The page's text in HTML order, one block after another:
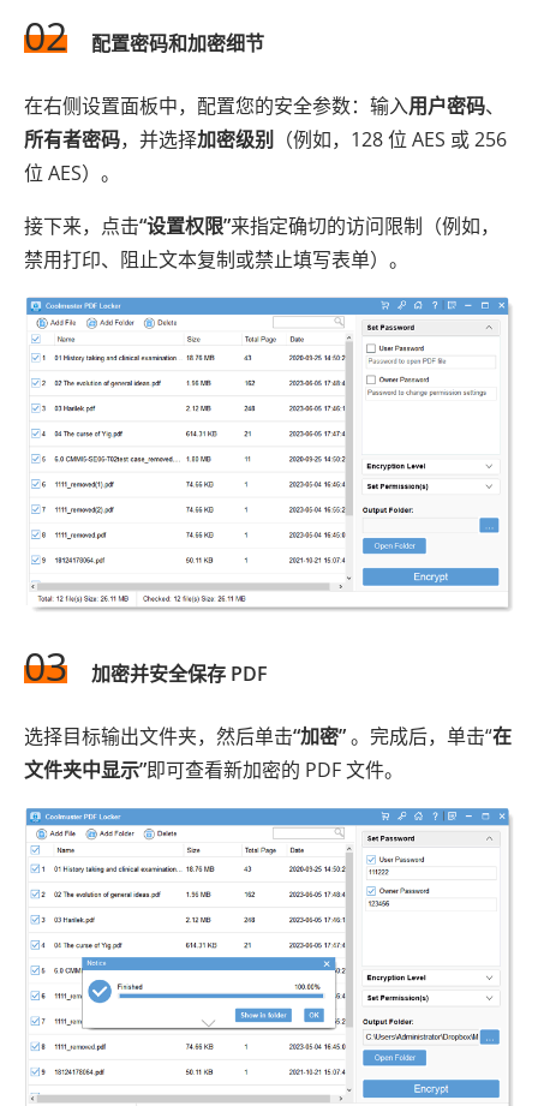
02 配置密码和加密细节
在右侧设置面板中，配置您的安全参数：输入用户密码、
所有者密码，并选择加密级别
（例如，128 位 AES 或 256
位 AES）。
接下来，点击“设置权限”来指定确切的访问限制（例如，
禁用打印、阻止文本复制或禁止填写表单）。
03 加密并安全保存 PDF
选择目标输出文件夹，然后单击“加密”。完成后，单击“在
文件夹中显示”即可查看新加密的 PDF 文件。